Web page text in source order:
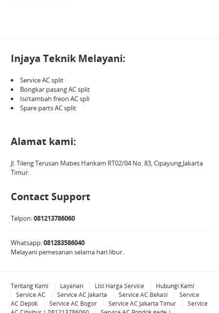
Injaya Teknik Melayani:
Service AC split
Bongkar pasang AC split
Isi/tambah freon AC spli
Spare parts AC split
Alamat kami:
Jl. Tileng Terusan Mabes Hankam RT02/04 No. 83, Cipayung,Jakarta
Timur.
Contact Support
Telpon:081213786060
Whatsapp:081283586040
Melayani pemesanan selama hari libur.
Tentang Kami Layanan List Harga Service
Hubungi Kami
Service AC
Service AC Jakarta Service AC Bekasi
Service
AC Depok
Service AC Bogor Service AC Jakarta Timur
Service